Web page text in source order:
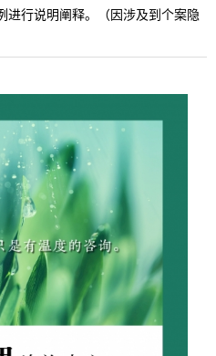
进行说明阐释。（因涉及到个案隐